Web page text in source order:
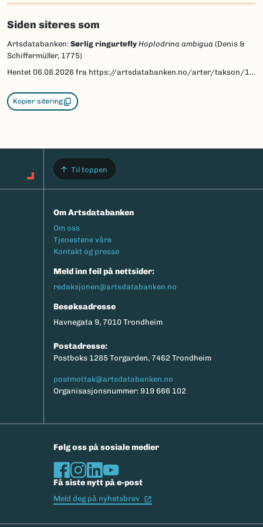
Siden siteres som
Artsdatabanken: Sørlig ringurtefly Hoplodrina ambigua (Denis &
Schiffermüller, 1775)
Hentet 06.08.2026 fra https://artsdatabanken.no/arter/takson/113567
Kopier sitering
Til toppen
Om Artsdatabanken
Footermeny
Om oss
Tjenestene våre
Kontakt og presse
Meld inn feil på nettsider:
redaksjonen@artsdatabanken.no
Besøksadresse
Havnegata 9, 7010 Trondheim
Postadresse:
Postboks 1285 Torgarden, 7462 Trondheim
postmottak@artsdatabanken.no
Organisasjonsnummer: 919 666 102
Følg oss på sosiale medier
Få siste nytt på e-post
Meld deg på nyhetsbrev